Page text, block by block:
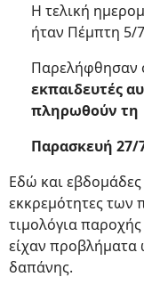
Η τελική
ήταν Πέμπτη 5/
Παρελήφθησαν
εκπαιδευτές
πληρωθούν τη
Παρασκευή 27/
Εδώ και
εκκρεμότητες των
τιμολόγια
είχαν προβλήματα
δαπάνης.